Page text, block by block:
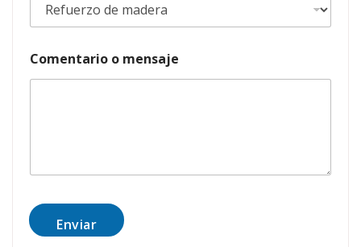
t
ó
n
i
s
j
e
m
Comentario o mensaje
Enviar